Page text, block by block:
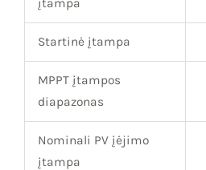
įtampa
Startinė įtampa
MPPT įtampos
diapazonas
Nominali PV įėjimo
įtampa